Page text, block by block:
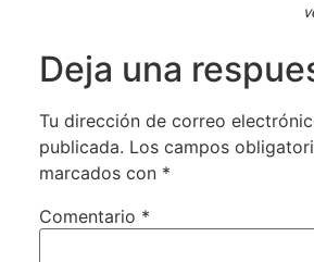
Deja una
Tu dirección de correo
publicada. Los campos
marcados con *
Comentario *